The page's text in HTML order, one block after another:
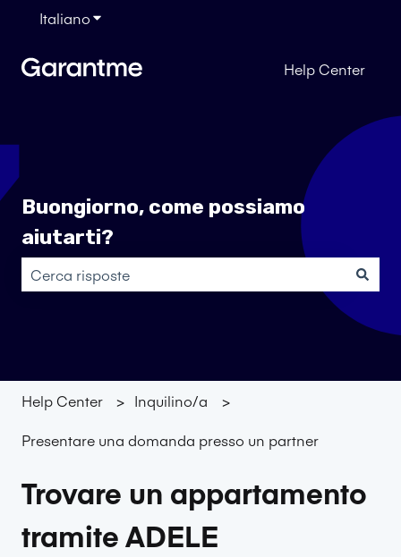
ItalianoMostra sottomenu per le traduzioni
Help Center
Buongiorno, come possiamo
aiutarti?
Non sono presenti suggerimenti perché il campo di
Help Center Inquilino/a
Presentare una domanda presso un partner
Trovare un appartamento
tramite ADELE